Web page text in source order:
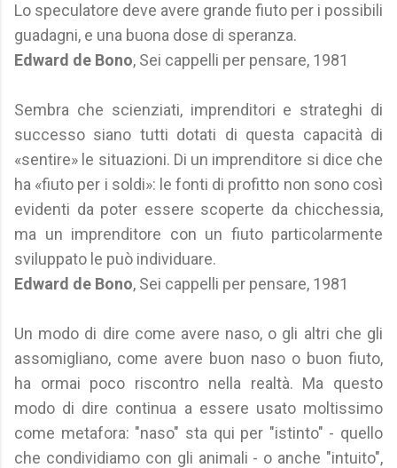
Lo speculatore deve avere grande fiuto per i possibili
guadagni, e una buona dose di speranza.
Edward de Bono, Sei cappelli per pensare, 1981
Sembra che scienziati, imprenditori e strateghi di
successo siano tutti dotati di questa capacità di
«sentire» le situazioni. Di un imprenditore si dice che
ha «fiuto per i soldi»: le fonti di profitto non sono così
evidenti da poter essere scoperte da chicchessia,
ma un imprenditore con un fiuto particolarmente
sviluppato le può individuare.
Edward de Bono, Sei cappelli per pensare, 1981
Un modo di dire come avere naso, o gli altri che gli
assomigliano, come avere buon naso o buon fiuto,
ha ormai poco riscontro nella realtà. Ma questo
modo di dire continua a essere usato moltissimo
come metafora: "naso" sta qui per "istinto" - quello
che condividiamo con gli animali - o anche "intuito",